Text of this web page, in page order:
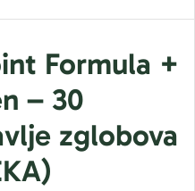
Formula +
– 30
zglobova